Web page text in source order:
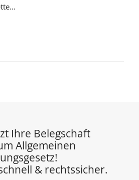
Ihre Belegschaft
Allgemeinen
& rechtssicher.